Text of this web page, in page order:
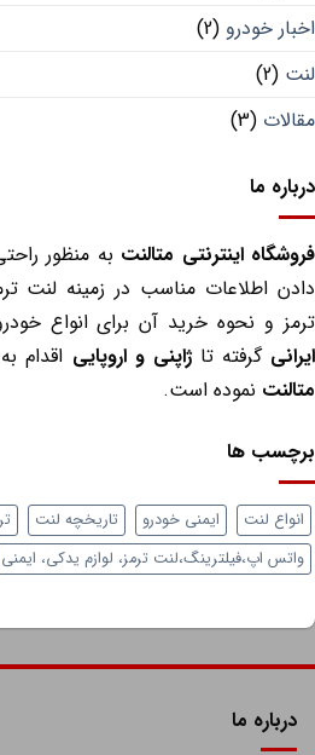
خودرو(2)
(2)
(3)
ما
اینترنتی متالنتبه منظور راحتی
اطلاعات مناسب در زمینه لنت
و نحوه خرید آن برای انواع
گرفته تاژاپنی و اروپاییاقدام به
نموده است.
ها
لنت ایمنی خودرو تاریخچه لنت ترمز
اپ،فیلترینگ،لنت ترمز، لوازم یدکی، ایمنی
درباره ما